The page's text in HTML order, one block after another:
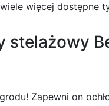
więcej dostępne
stelażowy
Zapewni on